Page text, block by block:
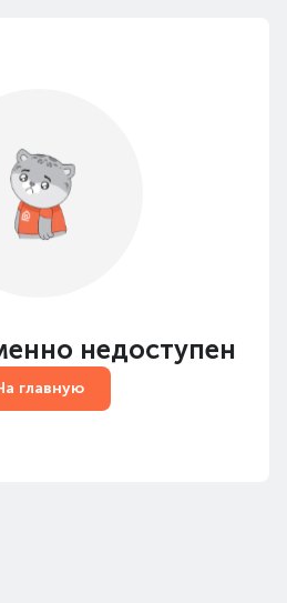
недоступен
главную